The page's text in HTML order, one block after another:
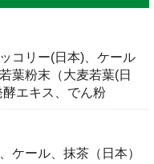
黄色野菜ブロッコリ
。 これらの野菜を
まるごと粉末にした
コリー(日本)、ケール
葉粉末（大麦若葉(日
エキス、でん粉
ケール、抹茶（日本）